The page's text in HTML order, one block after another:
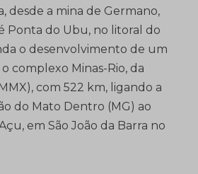
desde a mina de Germano,
Ponta do Ubu, no litoral do
o desenvolvimento de um
complexo Minas-Rio, da
com 522 km, ligando a
do Mato Dentro (MG) ao
em São João da Barra no